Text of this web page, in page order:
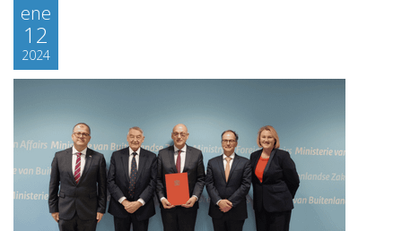
ene
12
2024